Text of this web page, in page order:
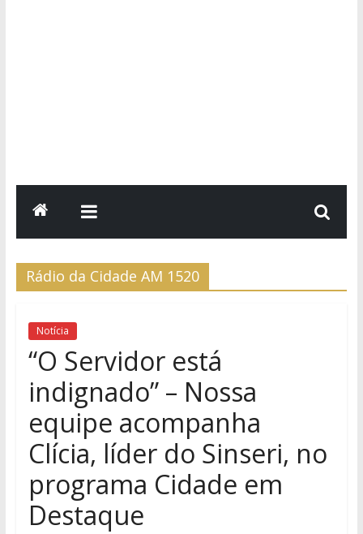
Rádio da Cidade AM 1520
Notícia
“O Servidor está
indignado” – Nossa
equipe acompanha
Clícia, líder do Sinseri, no
programa Cidade em
Destaque